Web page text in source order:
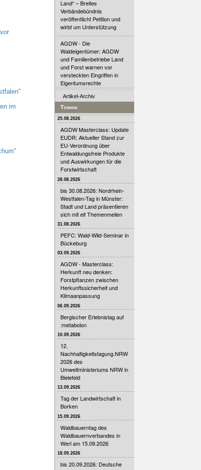
im
Land“ – Breites
Verbändebündnis
veröffentlicht Petition und
wirbt um Unterstützung
AGDW - Die
Waldeigentümer: AGDW
und Familienbetriebe Land
und Forst warnen vor
versteckten Eingriffen in
Eigentumsrechte
Artikel-Archiv
Termine
25.08.2026
AGDW Masterclass: Update
EUDR: Aktueller Stand zur
EU-Verordnung über
Entwaldungsfreie Produkte
und Auswirkungen für die
Forstwirtschaft
28.08.2026
bis 30.08.2026: Nordrhein-
Westfalen-Tag in Münster:
Stadt und Land präsentieren
sich mit elf Themenmeilen
31.08.2026
PEFC: Wald-Wild-Seminar in
Bückeburg
03.09.2026
AGDW - Masterclass:
Herkunft neu denken:
Forstpflanzen zwischen
Herkunftssicherheit und
Klimaanpassung
06.09.2026
Bergischer Erlebnistag auf
:metabolon
10.09.2026
12.
Nachhaltigkeitstagung.NRW
2026 des
Umweltministeriums NRW in
Bielefeld
13.09.2026
Tag der Landwirtschaft in
Borken
15.09.2026
Waldbauerntag des
Waldbauernverbandes in
Werl am 15.09.2026
18.09.2026
bis 20.09.2026: Deutsche